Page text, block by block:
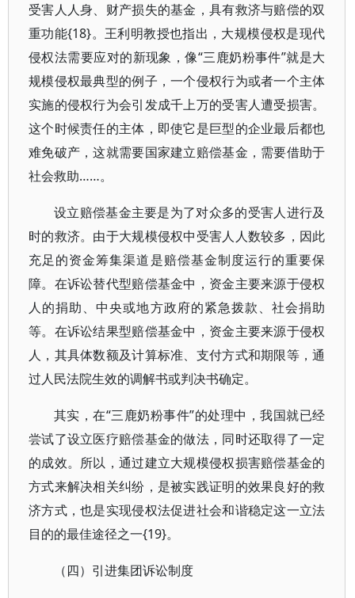
受害人人身、财产损失的基金，具有救济与赔偿的双
重功能{18}。王利明教授也指出，大规模侵权是现代
侵权法需要应对的新现象，像“三鹿奶粉事件”就是大
规模侵权最典型的例子，一个侵权行为或者一个主体
实施的侵权行为会引发成千上万的受害人遭受损害。
这个时候责任的主体，即使它是巨型的企业最后都也
难免破产，这就需要国家建立赔偿基金，需要借助于
社会救助……。
设立赔偿基金主要是为了对众多的受害人进行及
时的救济。由于大规模侵权中受害人人数较多，因此
充足的资金筹集渠道是赔偿基金制度运行的重要保
障。在诉讼替代型赔偿基金中，资金主要来源于侵权
人的捐助、中央或地方政府的紧急拨款、社会捐助
等。在诉讼结果型赔偿基金中，资金主要来源于侵权
人，其具体数额及计算标准、支付方式和期限等，通
过人民法院生效的调解书或判决书确定。
其实，在“三鹿奶粉事件”的处理中，我国就已经
尝试了设立医疗赔偿基金的做法，同时还取得了一定
的成效。所以，通过建立大规模侵权损害赔偿基金的
方式来解决相关纠纷，是被实践证明的效果良好的救
济方式，也是实现侵权法促进社会和谐稳定这一立法
目的的最佳途径之一{19}。
（四）引进集团诉讼制度